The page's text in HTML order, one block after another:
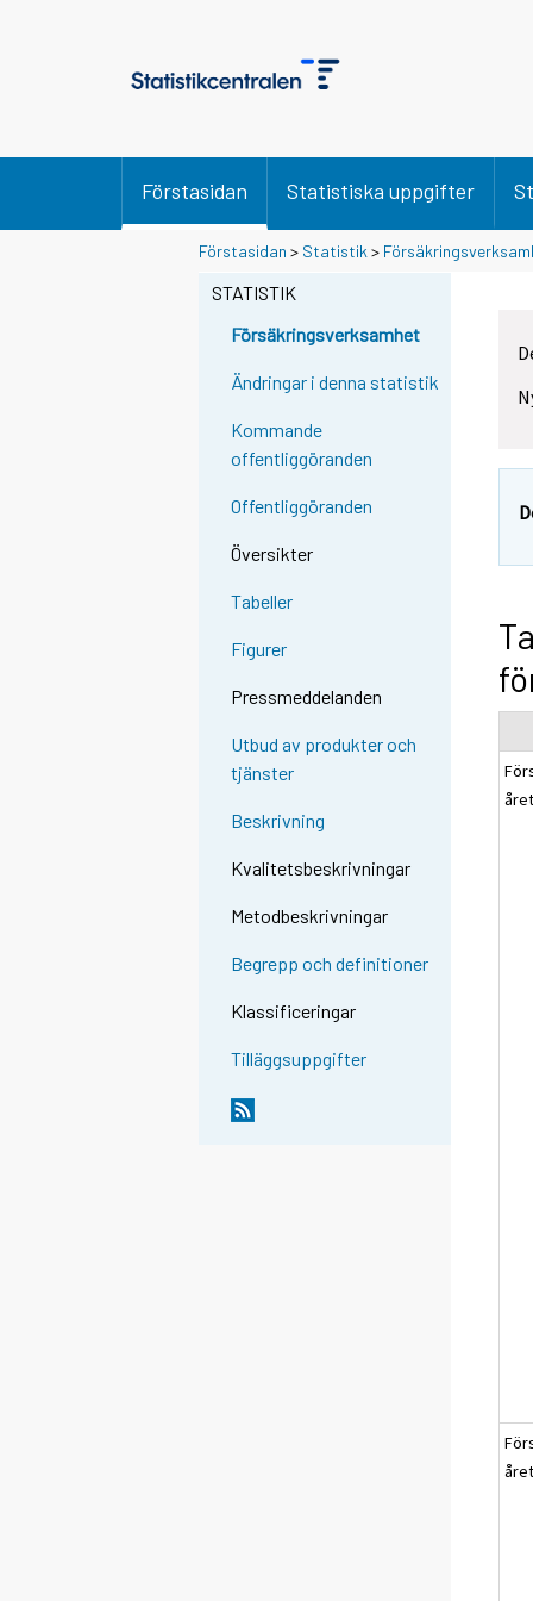
Förstasidan Statistiska uppgifter
Förstasidan > Statistik >
STATISTIK
Försäkringsverksamhet
Ändringar i denna statistik
Kommande
offentliggöranden
Offentliggöranden
Översikter
Tabeller
Figurer
Pressmeddelanden
Utbud av produkter och
tjänster
Beskrivning
Kvalitetsbeskrivningar
Metodbeskrivningar
Begrepp och definitioner
Klassificeringar
Tilläggsuppgifter